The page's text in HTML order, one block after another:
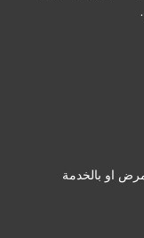
او بالخدمة